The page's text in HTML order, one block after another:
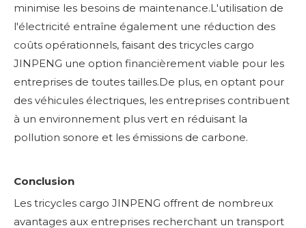
minimise les besoins de maintenance.L'utilisation de
l'électricité entraîne également une réduction des
coûts opérationnels, faisant des tricycles cargo
JINPENG une option financièrement viable pour les
entreprises de toutes tailles.De plus, en optant pour
des véhicules électriques, les entreprises contribuent
à un environnement plus vert en réduisant la
pollution sonore et les émissions de carbone.
Conclusion
Les tricycles cargo JINPENG offrent de nombreux
avantages aux entreprises recherchant un transport